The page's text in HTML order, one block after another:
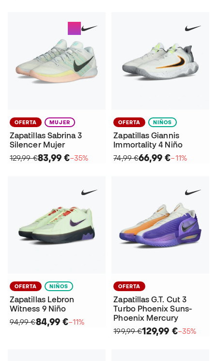
OFERTA MUJER
Zapatillas Sabrina 3
Silencer Mujer
129,99 €83,99 €−35%
OFERTA NIÑOS
Zapatillas Giannis
Immortality 4 Niño
74,99 €66,99 €−11%
OFERTA NIÑOS
Zapatillas Lebron
Witness 9 Niño
94,99 €84,99 €−11%
OFERTA
Zapatillas G.T. Cut 3
Turbo Phoenix Suns-
Phoenix Mercury
199,99 €129,99 €−35%